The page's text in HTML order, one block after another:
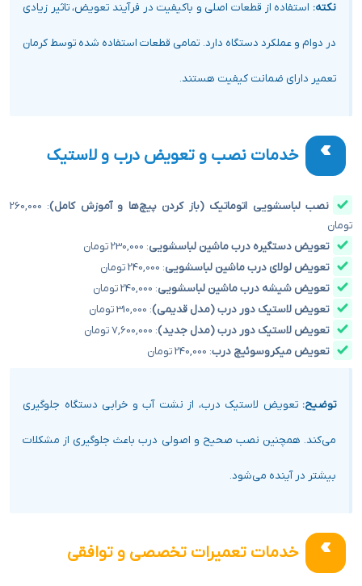
نکته: استفاده از قطعات اصلی و باکیفیت در فرآیند تعویض، تاثیر زیادی
در دوام و عملکرد دستگاه دارد. تمامی قطعات استفاده شده توسط کرمان
تعمیر دارای ضمانت کیفیت هستند.
خدمات نصب و تعویض درب و لاستیک
نصب لباسشویی اتوماتیک (باز کردن پیچ‌ها و آموزش کامل)
: 260,000
تومان
تعویض دستگیره درب ماشین لباسشویی: 230,000 تومان
تعویض لولای درب ماشین لباسشویی: 240,000 تومان
تعویض شیشه درب ماشین لباسشویی: 240,000 تومان
تعویض لاستیک دور درب (مدل قدیمی): 310,000 تومان
تعویض لاستیک دور درب (مدل جدید): 7,600,000 تومان
تعویض میکروسوئیچ درب: 240,000 تومان
توضیح: تعویض لاستیک درب، از نشت آب و خرابی دستگاه جلوگیری
می‌کند. همچنین نصب صحیح و اصولی درب باعث جلوگیری از مشکلات
بیشتر در آینده می‌شود.
خدمات تعمیرات تخصصی و توافقی